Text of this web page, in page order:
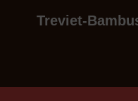
Treviet-